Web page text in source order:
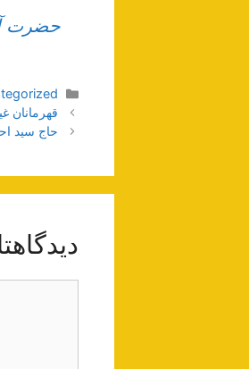
حضرت
دسته‌ها
ناوبری
نوشته‌ها
قهرمانان
حاج سید